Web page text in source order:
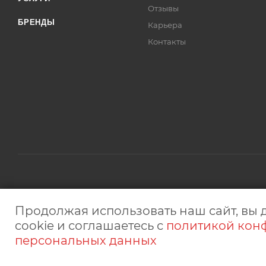
БРЕНДЫ
Отзывы
Карьера
Контакты
интернет-сайт носит исключительно информационный
Продолжая использовать наш сайт, вы
cookie и соглашаетесь с политикой
персональных данных